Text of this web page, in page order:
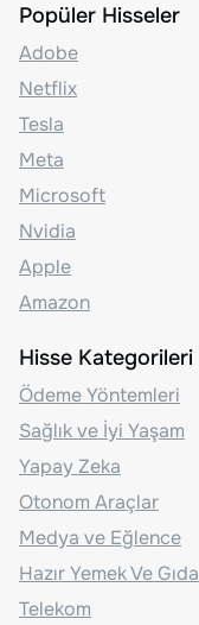
Popüler Hisseler
Adobe
Netflix
Tesla
Meta
Microsoft
Nvidia
Apple
Amazon
Hisse Kategorileri
Ödeme Yöntemleri
Sağlık ve İyi Yaşam
Yapay Zeka
Otonom Araçlar
Medya ve Eğlence
Hazır Yemek Ve Gıda
Telekom